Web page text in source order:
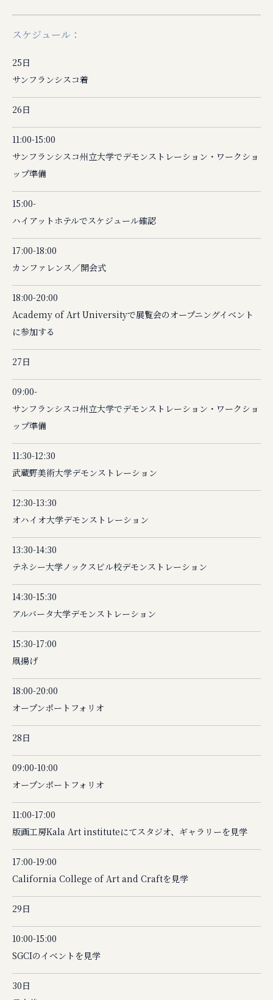
スケジュール：
25日
サンフランシスコ着
26日
11:00-15:00
サンフランシスコ州立大学でデモンストレーション・ワークショ
ップ準備
15:00-
ハイアットホテルでスケジュール確認
17:00-18:00
カンファレンス／開会式
18:00-20:00
Academy of Art Universityで展覧会のオープニングイベント
に参加する
27日
09:00-
サンフランシスコ州立大学でデモンストレーション・ワークショ
ップ準備
11:30-12:30
武蔵野美術大学デモンストレーション
12:30-13:30
オハイオ大学デモンストレーション
13:30-14:30
テネシー大学ノックスビル校デモンストレーション
14:30-15:30
アルバータ大学デモンストレーション
15:30-17:00
凧揚げ
18:00-20:00
オープンポートフォリオ
28日
09:00-10:00
オープンポートフォリオ
11:00-17:00
版画工房Kala Art instituteにてスタジオ、ギャラリーを見学
17:00-19:00
California College of Art and Craftを見学
29日
10:00-15:00
SGCIのイベントを見学
30日